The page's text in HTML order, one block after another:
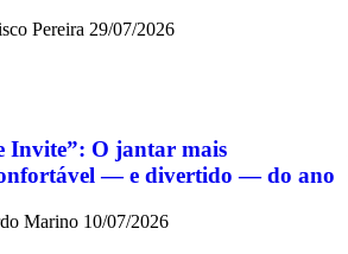
Pereira 29/07/2026
Invite”: O jantar mais
— e divertido — do ano
Marino 10/07/2026